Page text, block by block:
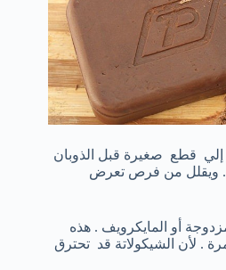
إلي قطع صغيرة قبل الذوبان
. ويقلل من فرص تعرض
أو المايكرويف . هذه
. لأن الشيكولاتة قد تحترق